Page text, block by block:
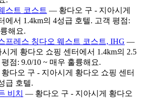
스트 코스트 — 황다오 구 - 지아시게
에서 1.4km의 4성급 호텔. 고객 평점:
해요.
프레스 칭다오 웨스트 코스트, IHG —
게 황다오 쇼핑 센터에서 1.4km의 2.5
점: 9.0/10 ~ 매우 훌륭해요.
다오 구 - 지아시게 황다오 쇼핑 센터
급 호텔.
비치 — 황다오 구 - 지아시게 황다오